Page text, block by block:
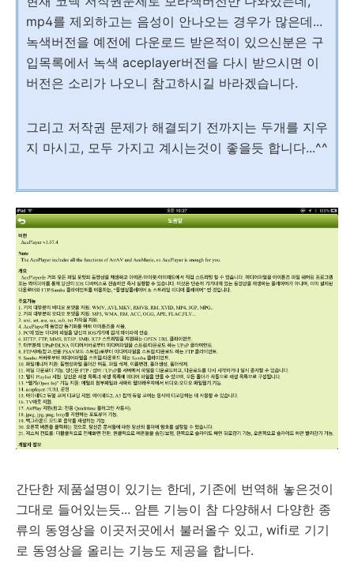
mp4를 제외하고는 음성이 안나오는 경우가 많은데...
녹색버전을 예전에 다운로드 받은적이 있으신분은 구
입목록에서 녹색 aceplayer버전을 다시 받으시면 이
버전은 소리가 나오니 참고하시길 바라겠습니다.
그리고 저작권 문제가 해결되기 전까지는 두개를 지우
지 마시고, 모두 가지고 계시는것이 좋을듯 합니다...^^
간단한 제품설명이 있기는 한데, 기존에 번역해 놓은것이
그대로 들어있는듯... 암튼 기능이 참 다양해서 다양한 종
류의 동영상을 이곳저곳에서 불러올수 있고, wifi로 기기
로 동영상을 올리는 기능도 제공을 합니다.